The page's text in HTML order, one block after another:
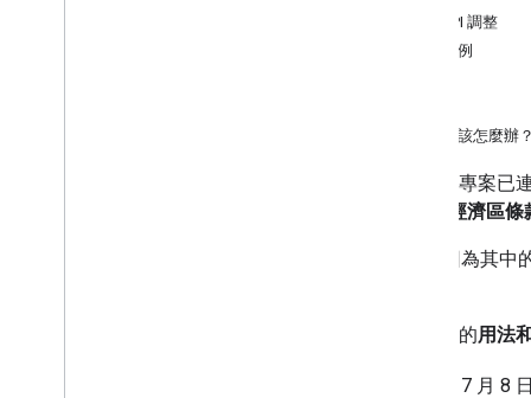
歐洲經濟區客戶的 Routes Preferred API 調整
「含有任何地圖」和「不含地圖」的示例
如果我有這份文件未涵蓋的其他問題，該怎麼辦？
起，如果您的專案已
Google 地圖平台服務條款 (歐洲經濟區條
，因為其
的用法
本文件所述資訊反映截至 2025 年 7 月 8